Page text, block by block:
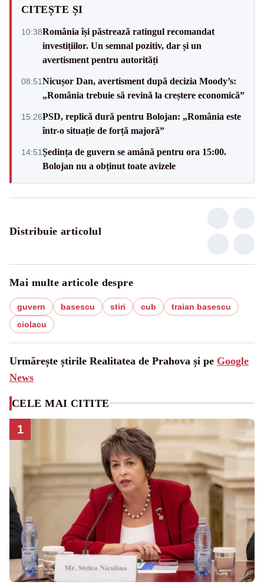
CITEȘTE ȘI
10:38România își păstrează ratingul recomandat
investițiilor. Un semnal pozitiv, dar și un
avertisment pentru autorități
08:51Nicușor Dan, avertisment după decizia Moody’s:
„România trebuie să revină la creștere economică”
15:26PSD, replică dură pentru Bolojan: „România este
într-o situație de forță majoră”
14:51Ședința de guvern se amână pentru ora 15:00.
Bolojan nu a obținut toate avizele
Distribuie articolul
Mai multe articole despre
guvern basescu stiri cub
traian basescu
ciolacu
Urmărește știrile Realitatea de Prahova și pe Google
News
CELE MAI CITITE
1